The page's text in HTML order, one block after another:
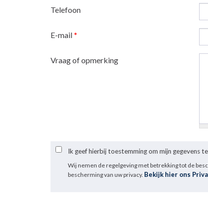
Telefoon
E-mail *
Vraag of opmerking
Ik geef hierbij toestemming om mijn gegevens
Wij nemen de regelgeving met betrekking tot de
bescherming van uw privacy. Bekijk hier ons